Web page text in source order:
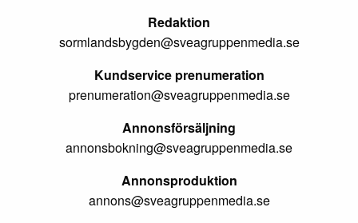
Redaktion
sormlandsbygden@sveagruppenmedia.se
Kundservice prenumeration
prenumeration@sveagruppenmedia.se
Annonsförsäljning
annonsbokning@sveagruppenmedia.se
Annonsproduktion
annons@sveagruppenmedia.se